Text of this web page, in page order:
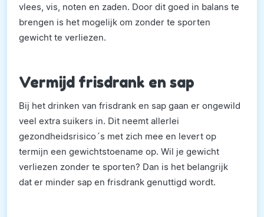
vlees, vis, noten en zaden. Door dit goed in balans te
brengen is het mogelijk om zonder te sporten
gewicht te verliezen.
Vermijd frisdrank en sap
Bij het drinken van frisdrank en sap gaan er ongewild
veel extra suikers in. Dit neemt allerlei
gezondheidsrisico´s met zich mee en levert op
termijn een gewichtstoename op. Wil je gewicht
verliezen zonder te sporten? Dan is het belangrijk
dat er minder sap en frisdrank genuttigd wordt.